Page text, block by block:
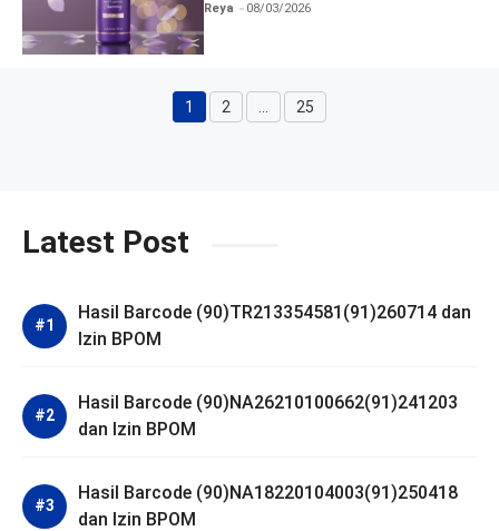
dan Izin BPOM
Reya 08/03/2026
Halaman
1 Halaman
2 Halaman
25
Latest Post
Hasil Barcode (90)TR213354581(91)260714 dan
Izin BPOM
Hasil Barcode (90)NA26210100662(91)241203
dan Izin BPOM
Hasil Barcode (90)NA18220104003(91)250418
dan Izin BPOM